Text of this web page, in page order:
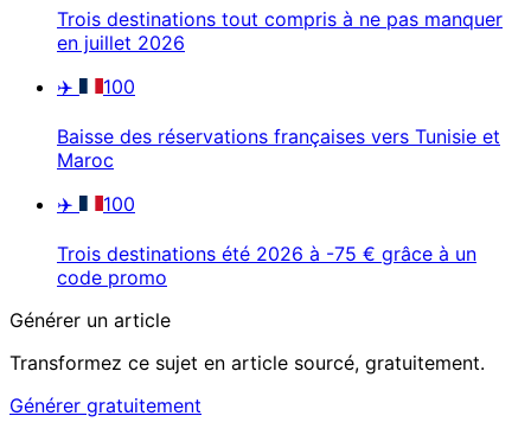
Trois destinations tout compris à ne pas manquer
en juillet 2026
✈️
100
Baisse des réservations françaises vers Tunisie et
Maroc
✈️
100
Trois destinations été 2026 à -75 € grâce à un
code promo
Générer un article
Transformez ce sujet en article sourcé, gratuitement.
Générer gratuitement